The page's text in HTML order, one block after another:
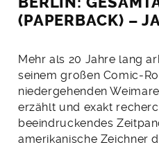
(PAPERBACK) –
Mehr als 20 Jahre lang
seinem großen Comic-
niedergehenden
erzählt und exakt
beeindruckendes
amerikanische Zeichner